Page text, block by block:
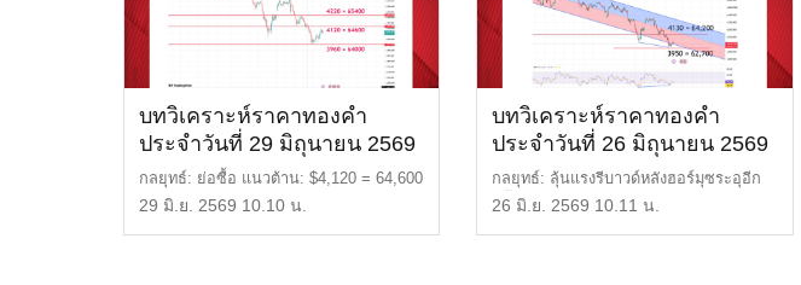
บทวิเคราะห์ราคาทองคำ
ประจำวันที่ 29 มิถุนายน 2569
กลยุทธ์: ย่อซื้อ แนวต้าน: $4,120 = 64,600
บาท แนวรับ: $ […]
29 มิ.ย. 2569 10.10 น.
บทวิเคราะห์ราคาทองคำ
ประจำวันที่ 26 มิถุนายน 2569
กลยุทธ์: ลุ้นแรงรีบาวด์หลังฮอร์มุซระอุอีก
ครั้ง แนวต้าน: […]
26 มิ.ย. 2569 10.11 น.